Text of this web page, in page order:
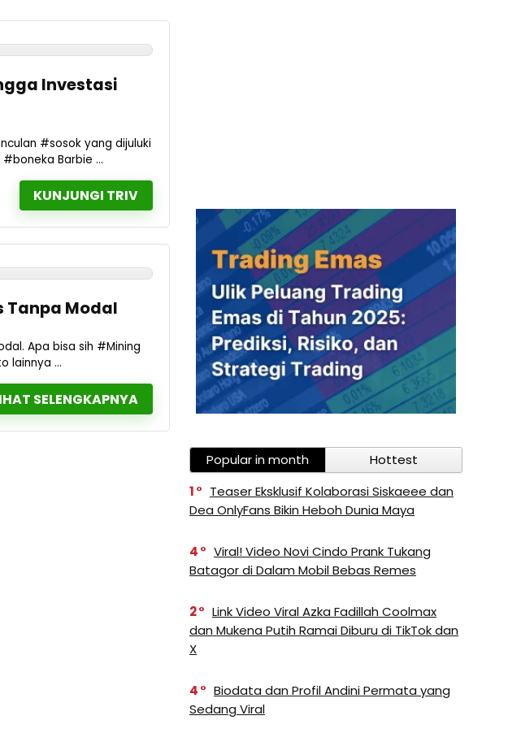
Investasi
#sosok yang dijuluki
Barbie ...
KUNJUNGI TRIV
Tanpa Modal
Apa bisa sih #Mining
lainnya ...
SELENGKAPNYA
Popular in month
Hottest
1
Teaser Eksklusif Kolaborasi Siskaeee dan
Dea OnlyFans Bikin Heboh Dunia Maya
4
Viral! Video Novi Cindo Prank Tukang
Batagor di Dalam Mobil Bebas Remes
2
Link Video Viral Azka Fadillah Coolmax
dan Mukena Putih Ramai Diburu di TikTok dan
X
4
Biodata dan Profil Andini Permata yang
Sedang Viral